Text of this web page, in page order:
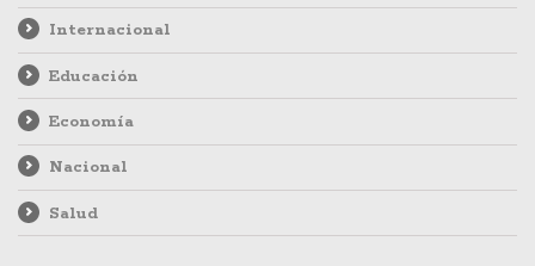
Internacional
Educación
Economía
Nacional
Salud